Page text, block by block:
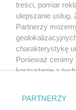
treści, pomiar
ulepszanie
Partnerzy
charakterystykę
Ponieważ
korzystanie z
zmienić/wycofać
znajdujący się w
PARTNERZY